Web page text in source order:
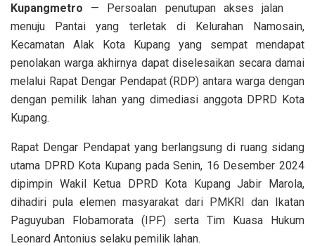
Kupangmetro — Persoalan penutupan akses jalan
menuju Pantai yang terletak di Kelurahan Namosain,
Kecamatan Alak Kota Kupang yang sempat mendapat
penolakan warga akhirnya dapat diselesaikan secara damai
melalui Rapat Dengar Pendapat (RDP) antara warga dengan
dengan pemilik lahan yang dimediasi anggota DPRD Kota
Kupang.
Rapat Dengar Pendapat yang berlangsung di ruang sidang
utama DPRD Kota Kupang pada Senin, 16 Desember 2024
dipimpin Wakil Ketua DPRD Kota Kupang Jabir Marola,
dihadiri pula elemen masyarakat dari PMKRI dan Ikatan
Paguyuban Flobamorata (IPF) serta Tim Kuasa Hukum
Leonard Antonius selaku pemilik lahan.